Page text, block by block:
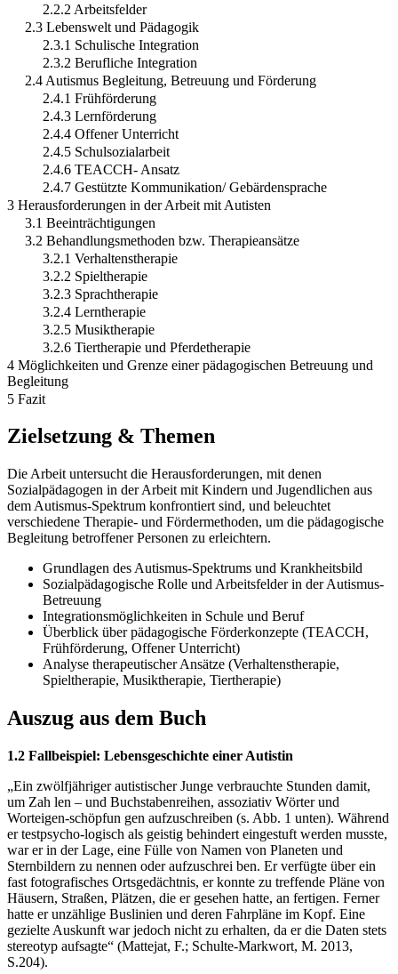
2.2.2 Arbeitsfelder
2.3 Lebenswelt und Pädagogik
2.3.1 Schulische Integration
2.3.2 Berufliche Integration
2.4 Autismus Begleitung, Betreuung und Förderung
2.4.1 Frühförderung
2.4.3 Lernförderung
2.4.4 Offener Unterricht
2.4.5 Schulsozialarbeit
2.4.6 TEACCH- Ansatz
2.4.7 Gestützte Kommunikation/ Gebärdensprache
3 Herausforderungen in der Arbeit mit Autisten
3.1 Beeinträchtigungen
3.2 Behandlungsmethoden bzw. Therapieansätze
3.2.1 Verhaltenstherapie
3.2.2 Spieltherapie
3.2.3 Sprachtherapie
3.2.4 Lerntherapie
3.2.5 Musiktherapie
3.2.6 Tiertherapie und Pferdetherapie
4 Möglichkeiten und Grenze einer pädagogischen Betreuung und
Begleitung
5 Fazit
Zielsetzung & Themen
Die Arbeit untersucht die Herausforderungen, mit denen
Sozialpädagogen in der Arbeit mit Kindern und Jugendlichen aus
dem Autismus-Spektrum konfrontiert sind, und beleuchtet
verschiedene Therapie- und Fördermethoden, um die pädagogische
Begleitung betroffener Personen zu erleichtern.
Grundlagen des Autismus-Spektrums und Krankheitsbild
Sozialpädagogische Rolle und Arbeitsfelder in der Autismus-
Betreuung
Integrationsmöglichkeiten in Schule und Beruf
Überblick über pädagogische Förderkonzepte (TEACCH,
Frühförderung, Offener Unterricht)
Analyse therapeutischer Ansätze (Verhaltenstherapie,
Spieltherapie, Musiktherapie, Tiertherapie)
Auszug aus dem Buch
1.2 Fallbeispiel: Lebensgeschichte einer Autistin
„Ein zwölfjähriger autistischer Junge verbrauchte Stunden damit,
um Zah len – und Buchstabenreihen, assoziativ Wörter und
Worteigen-schöpfun gen aufzuschreiben (s. Abb. 1 unten). Während
er testpsycho-logisch als geistig behindert eingestuft werden musste,
war er in der Lage, eine Fülle von Namen von Planeten und
Sternbildern zu nennen oder aufzuschrei ben. Er verfügte über ein
fast fotografisches Ortsgedächtnis, er konnte zu treffende Pläne von
Häusern, Straßen, Plätzen, die er gesehen hatte, an fertigen. Ferner
hatte er unzählige Buslinien und deren Fahrpläne im Kopf. Eine
gezielte Auskunft war jedoch nicht zu erhalten, da er die Daten stets
stereotyp aufsagte“ (Mattejat, F.; Schulte-Markwort, M. 2013,
S.204).